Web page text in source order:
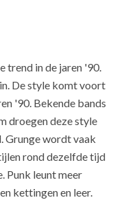
trend in de jaren '90.
De style komt voort
'90. Bekende bands
droegen deze style
Grunge wordt vaak
rond dezelfde tijd
Punk leunt meer
kettingen en leer.